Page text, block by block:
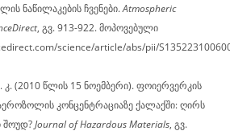
ნაწილაკების ჩვენები.Atmospheric
, გვ. 913-922. მოპოვებული
science/article/abs/pii/
კ. (2010 წლის 15 ნოემბერი). ფოიერვერკის
კონცენტრაციაზე ქალაქში: ღირს
შოუდ?Journal of Hazardous Materials, გვ.